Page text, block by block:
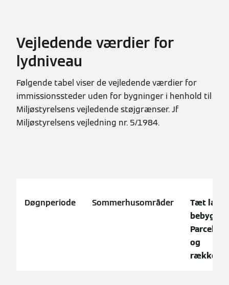
Vejledende værdier for
lydniveau
Følgende tabel viser de vejledende værdier for
immissionssteder uden for bygninger i henhold til
Miljøstyrelsens vejledende støjgrænser. Jf
Miljøstyrelsens vejledning nr. 5/1984.
Døgnperiode Sommerhusområder
Tæt lav
og